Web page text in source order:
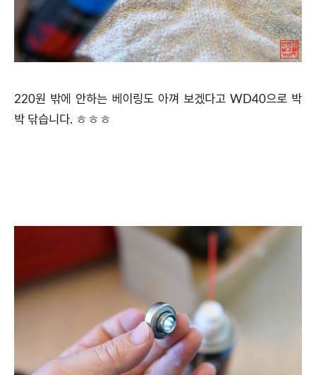
220원 밖에 안하는 베이링도 아껴 보겠다고 WD40으로 박
박 닦습니다. ㅎㅎㅎ